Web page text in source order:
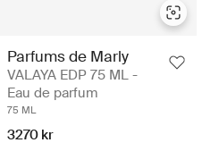
Parfums de Marly
VALAYA EDP 75 ML -
Eau de parfum
75 ML
3270 kr